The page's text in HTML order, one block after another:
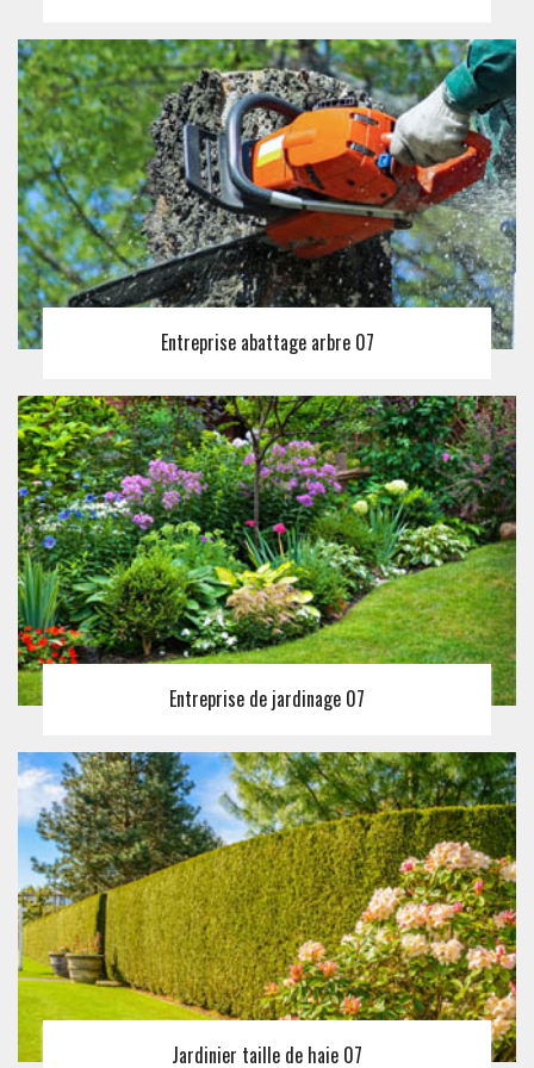
Entreprise abattage arbre 07
Entreprise de jardinage 07
Jardinier taille de haie 07